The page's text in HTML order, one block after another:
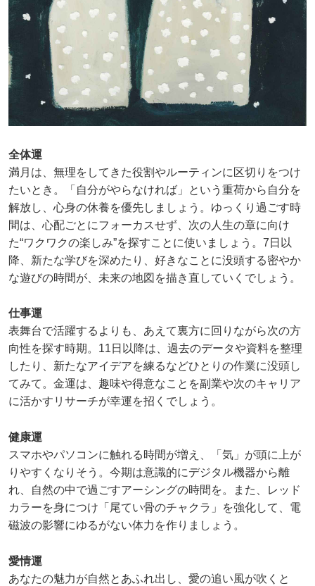
全体運
満月は、無理をしてきた役割やルーティンに区切りをつけ
たいとき。「自分がやらなければ」という重荷から自分を
解放し、心身の休養を優先しましょう。ゆっくり過ごす時
間は、心配ごとにフォーカスせず、次の人生の章に向け
た“ワクワクの楽しみ”を探すことに使いましょう。7日以
降、新たな学びを深めたり、好きなことに没頭する密やか
な遊びの時間が、未来の地図を描き直していくでしょう。
仕事運
表舞台で活躍するよりも、あえて裏方に回りながら次の方
向性を探す時期。11日以降は、過去のデータや資料を整理
したり、新たなアイデアを練るなどひとりの作業に没頭し
てみて。金運は、趣味や得意なことを副業や次のキャリア
に活かすリサーチが幸運を招くでしょう。
健康運
スマホやパソコンに触れる時間が増え、「気」が頭に上が
りやすくなりそう。今期は意識的にデジタル機器から離
れ、自然の中で過ごすアーシングの時間を。また、レッド
カラーを身につけ「尾てい骨のチャクラ」を強化して、電
磁波の影響にゆるがない体力を作りましょう。
愛情運
あなたの魅力が自然とあふれ出し、愛の追い風が吹くと